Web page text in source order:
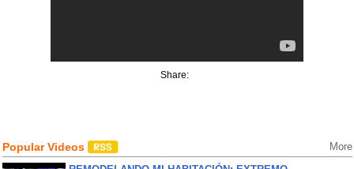
Share:
Popular Videos More